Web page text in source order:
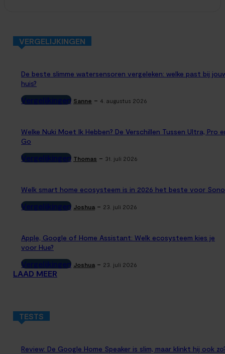
VERGELIJKINGEN
De beste slimme watersensoren vergeleken: welke past bij
huis?
Vergelijkingen Sanne - 4. augustus 2026
Welke Nuki Moet Ik Hebben? De Verschillen Tussen Ultra, Pro
Go
Vergelijkingen Thomas - 31. juli 2026
Welk smart home ecosysteem is in 2026 het beste voor
Vergelijkingen Joshua - 23. juli 2026
Apple, Google of Home Assistant: Welk ecosysteem kies je
voor Hue?
Vergelijkingen Joshua - 23. juli 2026
LAAD MEER
TESTS
Review: De Google Home Speaker is slim, maar klinkt hij ook